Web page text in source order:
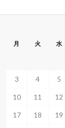
月 火 水
3 4 5
10 11 12
17 18 19